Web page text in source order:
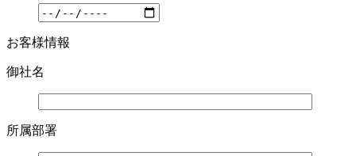
お客様情報
御社名
所属部署